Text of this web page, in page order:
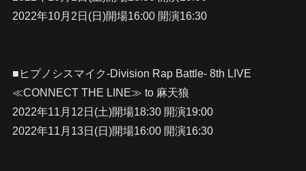
2022年10月2日(日)開場16:00 開演16:30
■ヒプノシスマイク-Division Rap Battle- 8th LIVE
≪CONNECT THE LINE≫ to 麻天狼
2022年11月12日(土)開場18:30 開演19:00
2022年11月13日(日)開場16:00 開演16:30